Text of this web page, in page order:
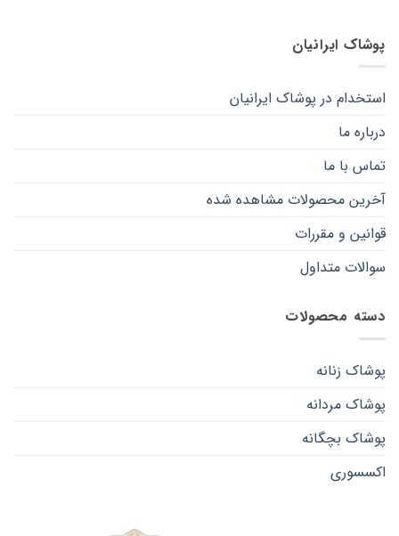
محصول
انتخاب
پوشاک ایرانیان
استخدام در پوشاک ایرانیان
درباره ما
تماس با ما
آخرین محصولات مشاهده شده
قوانین و مقررات
سوالات متداول
دسته محصولات
پوشاک زنانه
پوشاک مردانه
پوشاک بچگانه
اکسسوری